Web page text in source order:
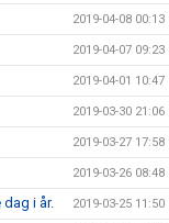
2019-04-08 00:13
2019-04-07 09:23
2019-04-01 10:47
2019-03-30 21:06
2019-03-27 17:58
2019-03-26 08:48
i år. 2019-03-25 11:50